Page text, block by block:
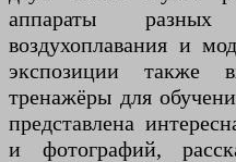
аппараты разных
воздухоплавания и
экспозиции также
тренажёры для
представлена
и фотографий,